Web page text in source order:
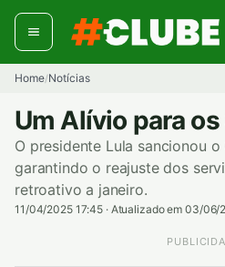
Pular
para
conteúdo
Home/Notícias
Um Alívio para
O presidente Lula sancionou
garantindo o reajuste dos
retroativo a janeiro.
11/04/2025 17:45 · Atualizado em 03/06/